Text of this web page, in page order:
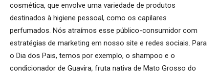
cosmética, que envolve uma variedade de produtos
destinados à higiene pessoal, como os capilares
perfumados. Nós atraímos esse público-consumidor com
estratégias de marketing em nosso site e redes sociais. Para
o Dia dos Pais, temos por exemplo, o shampoo e o
condicionador de Guavira, fruta nativa de Mato Grosso do